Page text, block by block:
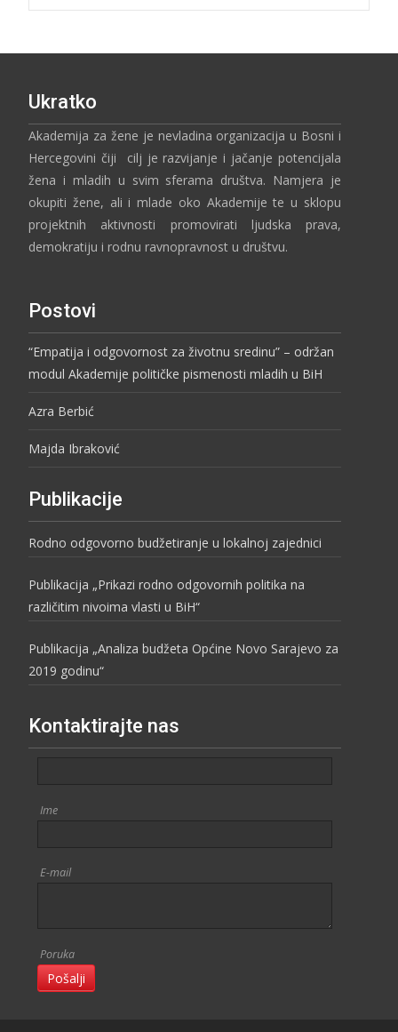
Ukratko
Akademija za žene je nevladina organizacija u Bosni i
Hercegovini čiji cilj je razvijanje i jačanje potencijala
žena i mladih u svim sferama društva. Namjera je
okupiti žene, ali i mlade oko Akademije te u sklopu
projektnih aktivnosti promovirati ljudska prava,
demokratiju i rodnu ravnopravnost u društvu.
Postovi
“Empatija i odgovornost za životnu sredinu” – održan
modul Akademije političke pismenosti mladih u BiH
Azra Berbić
Majda Ibraković
Publikacije
Rodno odgovorno budžetiranje u lokalnoj zajednici
Publikacija „Prikazi rodno odgovornih politika na
različitim nivoima vlasti u BiH“
Publikacija „Analiza budžeta Općine Novo Sarajevo za
2019 godinu“
Kontaktirajte nas
Ime
E-mail
Poruka
Pošalji